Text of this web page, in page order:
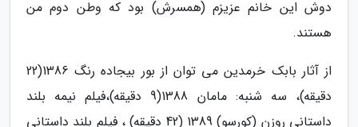
دوش این خانم عزیزم (همسرش) بود که وطن دوم من
هستند.
از آثار بابک خرمدین می توان از بور بیجاده رنگ 1386(22
دقیقه)، سه شنبه: مامان 1388(9 دقیقه)،فیلم نیمه بلند
داستانی روزن (کورسو) 1389 (42 دقیقه) ، فیلم بلند داستانی